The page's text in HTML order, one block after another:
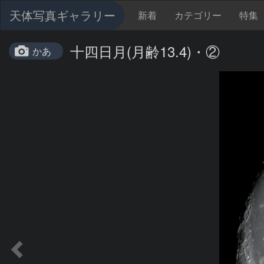
天体写真ギャラリー 新着 カテゴリー 特集
かあ 十四日月(月齢13.4)・②